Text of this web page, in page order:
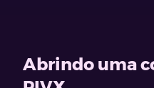
Abrindo uma